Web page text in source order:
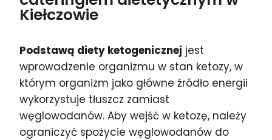
Kiełczowie
Podstawą diety ketogenicznej jest
wprowadzenie organizmu w stan ketozy, w
którym organizm jako główne źródło energii
wykorzystuje tłuszcz zamiast
węglowodanów. Aby wejść w ketozę, należy
ograniczyć spożycie węglowodanów do